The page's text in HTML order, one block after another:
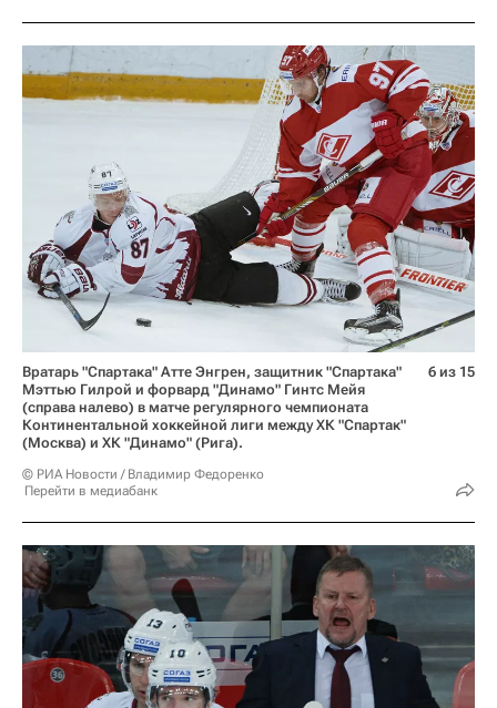
Вратарь "Спартака" Атте Энгрен, защитник "Спартака"
Мэттью Гилрой и форвард "Динамо" Гинтс Мейя
(справа налево) в матче регулярного чемпионата
Континентальной хоккейной лиги между ХК "Спартак"
(Москва) и ХК "Динамо" (Рига).
© РИА Новости / Владимир Федоренко
Перейти в медиабанк
6 из 15